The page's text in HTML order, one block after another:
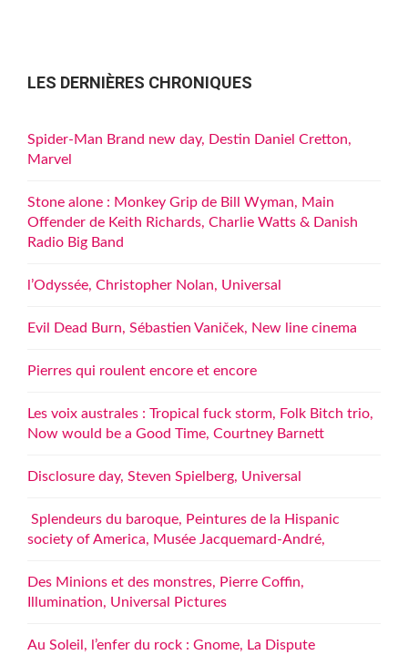
LES DERNIÈRES CHRONIQUES
Spider-Man Brand new day, Destin Daniel Cretton,
Marvel
Stone alone : Monkey Grip de Bill Wyman, Main
Offender de Keith Richards, Charlie Watts & Danish
Radio Big Band
l’Odyssée, Christopher Nolan, Universal
Evil Dead Burn, Sébastien Vaniček, New line cinema
Pierres qui roulent encore et encore
Les voix australes : Tropical fuck storm, Folk Bitch trio,
Now would be a Good Time, Courtney Barnett
Disclosure day, Steven Spielberg, Universal
Splendeurs du baroque, Peintures de la Hispanic
society of America, Musée Jacquemard-André,
Des Minions et des monstres, Pierre Coffin,
Illumination, Universal Pictures
Au Soleil, l’enfer du rock : Gnome, La Dispute